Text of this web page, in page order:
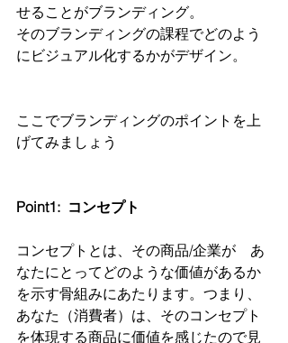
せることがブランディング。
そのブランディングの課程でどのよう
にビジュアル化するかがデザイン。
ここでブランディングのポイントを上
げてみましょう
Point1:  コンセプト
コンセプトとは、その商品/企業が　あ
なたにとってどのような価値があるか
を示す骨組みにあたります。つまり、
あなた（消費者）は、そのコンセプト
を体現する商品に価値を感じたので見